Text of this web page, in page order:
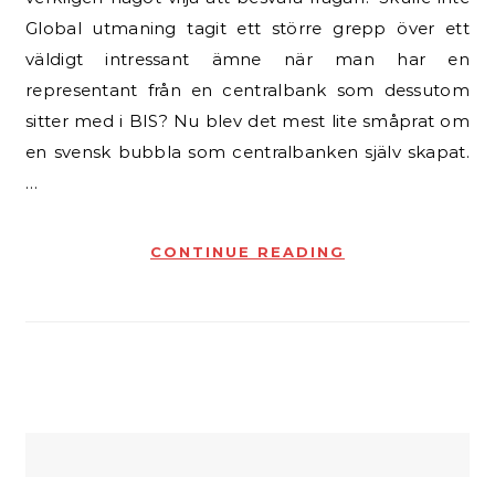
Global utmaning tagit ett större grepp över ett
väldigt intressant ämne när man har en
representant från en centralbank som dessutom
sitter med i BIS? Nu blev det mest lite småprat om
en svensk bubbla som centralbanken själv skapat.
…
CONTINUE READING